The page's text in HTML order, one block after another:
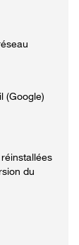
(Google)
du